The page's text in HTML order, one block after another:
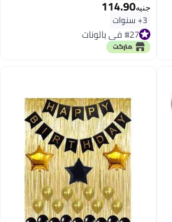
جنيه114.90
3+ سنوات
#27 في بالونات
#27 في بالونات